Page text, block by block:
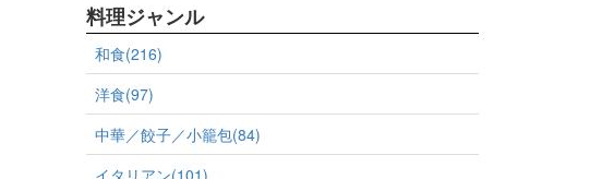
料理ジャンル
和食(216)
洋食(97)
中華／餃子／小籠包(84)
イタリアン(101)